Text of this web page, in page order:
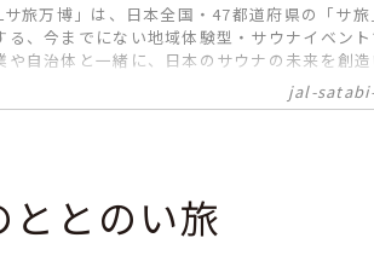
旅万博」は、日本全国・47都道府県の「サ旅
る、今までにない地域体験型・サウナイベント
や自治体と一緒に、日本のサウナの未来を創造
jal-
とのい旅